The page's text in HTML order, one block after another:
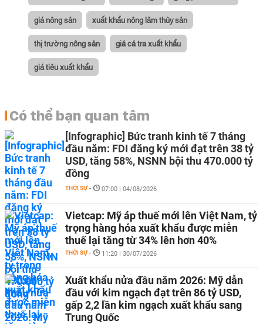
giá nông sản xuất khẩu nông lâm thủy sản
thị trường nông sản giá cá tra xuất khẩu
giá tiêu xuất khẩu
Có thể bạn quan tâm
[Infographic] Bức tranh kinh tế 7 tháng
đầu năm: FDI đăng ký mới đạt trên 38 tỷ
USD, tăng 58%, NSNN bội thu 470.000 tỷ
đồng
THỜI SỰ - 07:00 | 04/08/2026
Vietcap: Mỹ áp thuế mới lên Việt Nam, tỷ
trọng hàng hóa xuất khẩu được miễn
thuế lại tăng từ 34% lên hơn 40%
THỜI SỰ - 11:20 | 30/07/2026
Xuất khẩu nửa đầu năm 2026: Mỹ dẫn
đầu với kim ngạch đạt trên 86 tỷ USD,
gấp 2,2 lần kim ngạch xuất khẩu sang
Trung Quốc